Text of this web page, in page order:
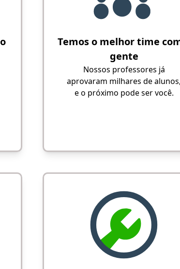
Temos o melhor time
gente
Nossos professores já
aprovaram milhares de alunos,
e o próximo pode ser você.